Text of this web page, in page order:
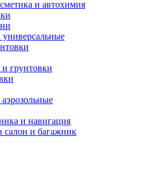
и автохимия
грунтовки
и навигация
салон и багажник